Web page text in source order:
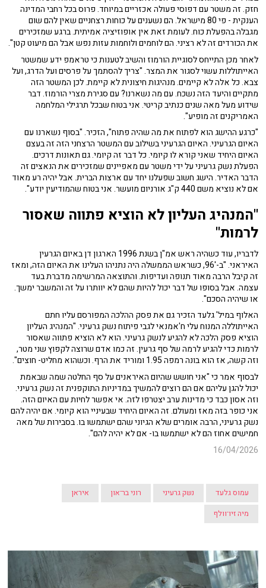
חזק. זה משטר עם דפוסי פעולה אכזריים במיוחד. פרוס בכל רחבי המדינה
הענקית - פי 80 מישראל. הם נשענים על כוחות רצחניים שאין להם שום
מגבלה בהפעלת כוח. לעומת זאת אין אופוזיציה אמיתית. ברגע שמזכירים
את הכורדים זה לא רציני. הם לוחמים ולוחמות עזות נפש אבל הם מיעוט קטן".
לאחר מכן התייחס לסוגיית הורמוז והשיב לטענות כי טראמפ ידע שמשטר
האייתוללות עשוי לסגור את המצר. "צריך להסתמך על פרסים ועל הדרג, ועל
צבא. כל אלה לא קיימים. מנהיגות חיצונית לא קיימת. לכן המשטר הזה
מתקיים והיעד הזה נשכח. עם מה נשארנו? עם סגירת מצרי הורמוז. דבר
שידוע מעל מאה שנים כנתיב קריטי. אני בטוח שבכל תרגילי המלחמה
האמריקנים זה מופיע".
"כרגע ההישג הוא לפתוח את מה שהיה פתוח", הזכיר. "בסוף נשארנו עם
האיום הגרעיני. האיום הגרעיני בשילוב עם המשטר הרצחני הזה זה בעצם
האיום היחיד שאני קורא לו קיומי. כל דבר זה קיומי. גם תאונות דרכים.
הפעלת נשק גרעיני על ידי משטר עם מאפיינים שמזכירים את הנאצים זה
הדבר האדיר. הישג חשוב שפעלנו יחד עם ארצות הברית. אבל יהיה רע מאוד
אם לא נוציא משם 440 ק"ג אורניום מועשר. אני בטוח שהמודיעין יודע".
"המנהיג העליון לא הוציא פתווה שאסור
לרמות"
לדבריו, עוד כשהיה ראש אמ"ן בשנת 1996 הארגון דן באיום הגרעין
האיראני. "ב-'96, כשראש הממשלה היה נתניהו העלינו את האיום הזה, ומאז
זה קיבל הרבה מאוד תנופה ועדיפות. והתוצאה המרשימה מדברת בעד
עצמה. אבל בסופו של דבר יכול להיות שהם לא יוותרו על זה והמשבר ימשך.
או שיהיה הסכם".
האלוף במיל' גלעד הזכיר גם את פסק ההלכה המפורסם עליו חתם
האייתוללה המנוח עלי ח'אמנאי לגבי פיתוח נשק גרעיני. "המנהיג העליון
הוציא פסק הלכה לא להגיע לנשק גרעיני. הוא לא הוציא פתווה שאסור
לרמות כדי להגיע לרמה של סף גרעין. זה כמו אדם שרוצה לקפוץ שני מטר,
וזה קשה, אז הוא בונה רמפה 1.95 ומוריד את הרף. וכשהוא מחליט- חוצים".
לבסוף אמר כי "אני חושש שהיום האיראנים על סף החלטה שמה שבאמת
יכול להגן עליהם אם הם רוצים להמשיך במדיניות התוקפנית זה נשק גרעיני.
וזה אסון כבד כי מדינות ערב יצטרפו לזה. אי אפשר לחיות עם האיום הזה.
אני כופר בזה מאז ומעולם. זה האיום היחיד שבעיניי הוא קיומי. אם יהיה להם
נשק גרעיני, הרבה אומרים שלא הגיוני שהם ישתמשו בו. בסבירות של מאה
חמישים אחוז הם לא ישתמשו בו- אם לא יהיה להם".
16/04/2026
עמוס גלעד נשק גרעיני רוני בר־און
איראן
מיה זיו־וולף